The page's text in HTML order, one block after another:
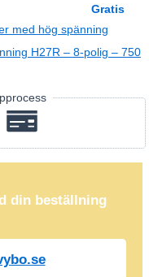
Gratis
med hög spänning
H27R – 8-polig – 750
din beställning